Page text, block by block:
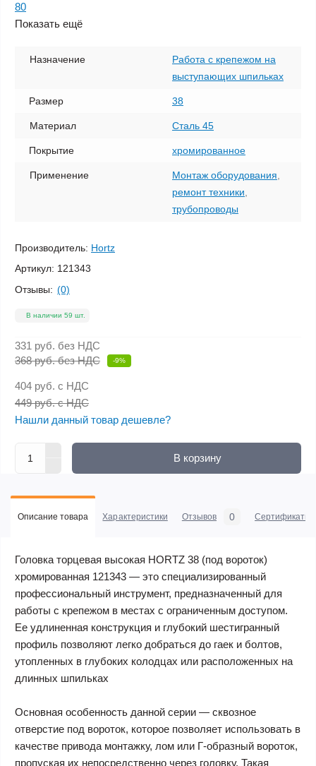
80
Показать ещё
Назначение
Работа с крепежом на
выступающих шпильках
Размер 38
Материал Сталь 45
Покрытие хромированное
Применение Монтаж оборудования,
ремонт техники,
трубопроводы
Производитель: Hortz
Артикул: 121343
Отзывы: (0)
В наличии 59 шт.
331 руб. без НДС
368 руб. без НДС
-9%
404 руб. с НДС
449 руб. с НДС
Нашли данный товар дешевле?
В корзину
Описание товара Характеристики Отзывов 0 Сертификаты
Головка торцевая высокая HORTZ 38 (под вороток)
хромированная 121343 — это специализированный
профессиональный инструмент, предназначенный для
работы с крепежом в местах с ограниченным доступом.
Ее удлиненная конструкция и глубокий шестигранный
профиль позволяют легко добраться до гаек и болтов,
утопленных в глубоких колодцах или расположенных на
длинных шпильках
Основная особенность данной серии — сквозное
отверстие под вороток, которое позволяет использовать в
качестве привода монтажку, лом или Г-образный вороток,
пропуская их непосредственно через головку. Такая